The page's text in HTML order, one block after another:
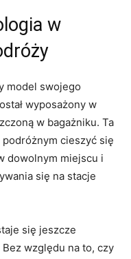
w⁣
model swojego
​wyposażony ​w
‍w bagażniku. Ta
cieszyć się
dowolnym miejscu i
się na stacje
się jeszcze
‌względu ⁤na to, czy​